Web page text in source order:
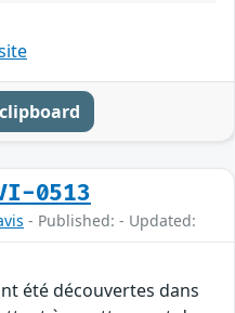
0513
- Published: - Updated:
été découvertes dans